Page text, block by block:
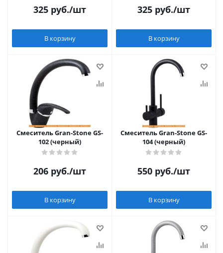
325 руб./шт
В корзину
325 руб./шт
В корзину
Смеситель Gran-Stone GS-
102 (черный)
206 руб./шт
В корзину
Смеситель Gran-Stone GS-
104 (черный)
550 руб./шт
В корзину